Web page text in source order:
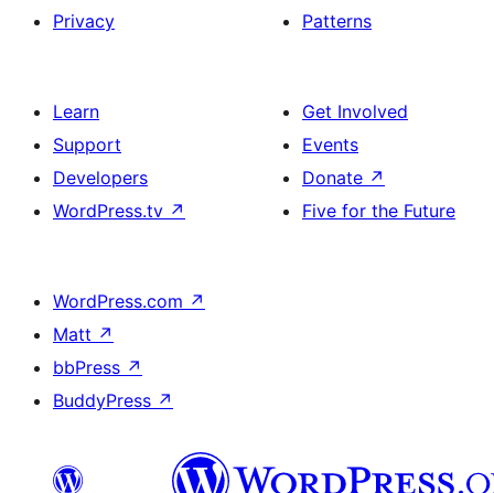
Privacy
Patterns
Learn
Support
Developers
WordPress.tv ↗
Get Involved
Events
Donate ↗
Five for the Future
WordPress.com ↗
Matt ↗
bbPress ↗
BuddyPress ↗